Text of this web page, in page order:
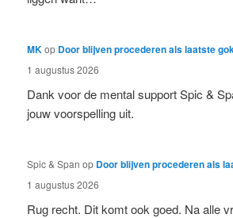
MKop Door blijven procederen als laatste
1 augustus 2026
Dank voor de mental support Spic &
jouw voorspelling uit.
Spic & Span op Door blijven procederen als
1 augustus 2026
Rug recht. Dit komt ook goed. Na alle